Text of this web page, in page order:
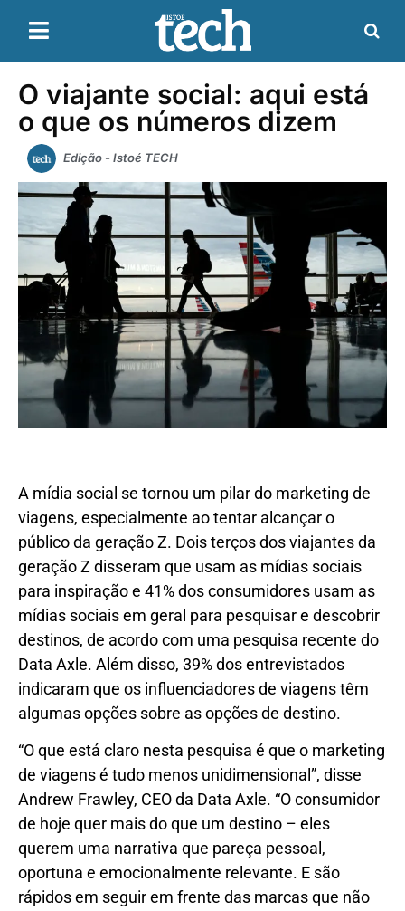
O viajante social: aqui está
o que os números dizem
Edição - Istoé TECH
A mídia social se tornou um pilar do marketing de
viagens, especialmente ao tentar alcançar o
público da geração Z. Dois terços dos viajantes da
geração Z disseram que usam as mídias sociais
para inspiração e 41% dos consumidores usam as
mídias sociais em geral para pesquisar e descobrir
destinos, de acordo com uma pesquisa recente do
Data Axle. Além disso, 39% dos entrevistados
indicaram que os influenciadores de viagens têm
algumas opções sobre as opções de destino.
“O que está claro nesta pesquisa é que o marketing
de viagens é tudo menos unidimensional”, disse
Andrew Frawley, CEO da Data Axle. “O consumidor
de hoje quer mais do que um destino – eles
querem uma narrativa que pareça pessoal,
oportuna e emocionalmente relevante. E são
rápidos em seguir em frente das marcas que não